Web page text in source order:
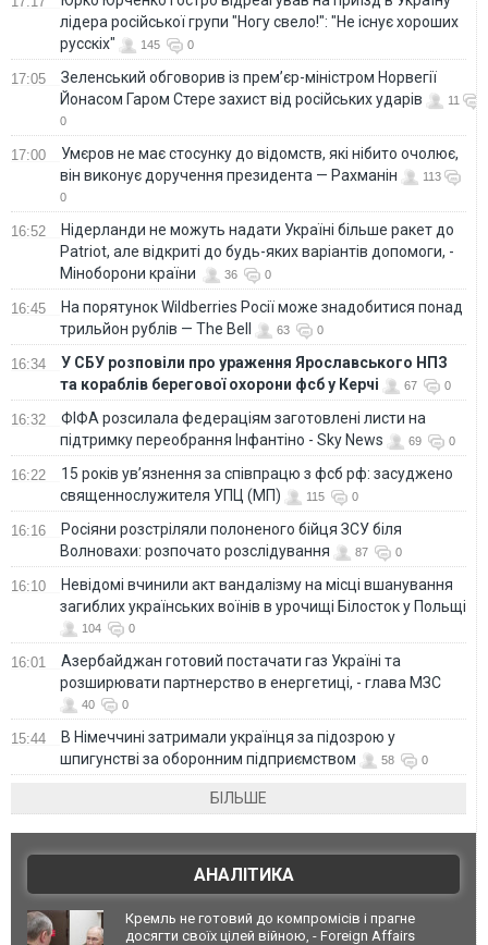
лідера російської групи "Ногу свело!": "Не існує хороших
русскіх"
145 0
17:05
Зеленський обговорив із прем’єр-міністром Норвегії
Йонасом Гаром Стере захист від російських ударів
11
0
17:00
Умєров не має стосунку до відомств, які нібито очолює,
він виконує доручення президента — Рахманін
113
0
16:52
Нідерланди не можуть надати Україні більше ракет до
Patriot, але відкриті до будь-яких варіантів допомоги, -
Міноборони країни
36 0
16:45
На порятунок Wildberries Росії може знадобитися понад
трильйон рублів — The Bell
63 0
16:34
У СБУ розповіли про ураження Ярославського НПЗ
та кораблів берегової охорони фсб у Керчі
67 0
16:32
ФІФА розсилала федераціям заготовлені листи на
підтримку переобрання Інфантіно - Sky News
69 0
16:22
15 років ув’язнення за співпрацю з фсб рф: засуджено
священнослужителя УПЦ (МП)
115 0
16:16
Росіяни розстріляли полоненого бійця ЗСУ біля
Волновахи: розпочато розслідування
87 0
16:10
Невідомі вчинили акт вандалізму на місці вшанування
загиблих українських воїнів в урочищі Білосток у Польщі
104 0
16:01
Азербайджан готовий постачати газ Україні та
розширювати партнерство в енергетиці, - глава МЗС
40 0
15:44
В Німеччині затримали українця за підозрою у
шпигунстві за оборонним підприємством
58 0
БІЛЬШЕ
АНАЛІТИКА
Кремль не готовий до компромісів і прагне
досягти своїх цілей війною, - Foreign Affairs